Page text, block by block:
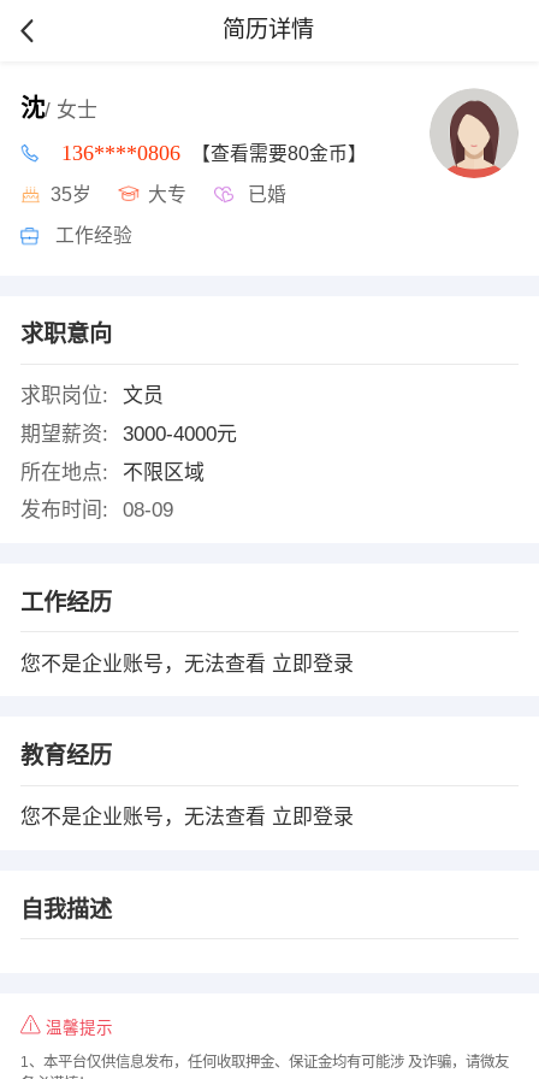
简历详情
沈/ 女士
136****0806 【查看需要80金币】
35岁 大专 已婚
工作经验
求职意向
求职岗位:
文员
期望薪资:
3000-4000元
所在地点:
不限区域
发布时间:
08-09
工作经历
您不是企业账号，无法查看 立即登录
教育经历
您不是企业账号，无法查看 立即登录
自我描述
温馨提示
1、本平台仅供信息发布，任何收取押金、保证金均有可能涉 及诈骗，请微友